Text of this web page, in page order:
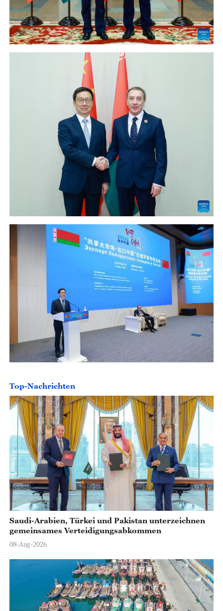
Top-Nachrichten
Saudi-Arabien, Türkei und Pakistan unterzeichnen
gemeinsames Verteidigungsabkommen
08-Aug-2026